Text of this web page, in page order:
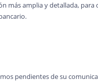
más amplia y detallada,
pendientes de su